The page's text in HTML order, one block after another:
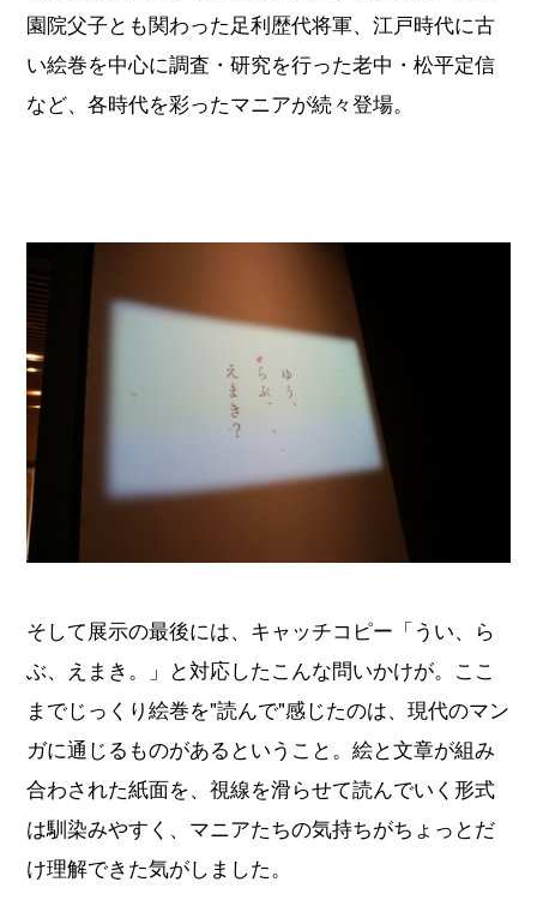
園院父子とも関わった足利歴代将軍、江戸時代に古
い絵巻を中心に調査・研究を行った老中・松平定信
など、各時代を彩ったマニアが続々登場。
そして展示の最後には、キャッチコピー「うい、ら
ぶ、えまき。」と対応したこんな問いかけが。ここ
までじっくり絵巻を"読んで"感じたのは、現代のマン
ガに通じるものがあるということ。絵と文章が組み
合わされた紙面を、視線を滑らせて読んでいく形式
は馴染みやすく、マニアたちの気持ちがちょっとだ
け理解できた気がしました。